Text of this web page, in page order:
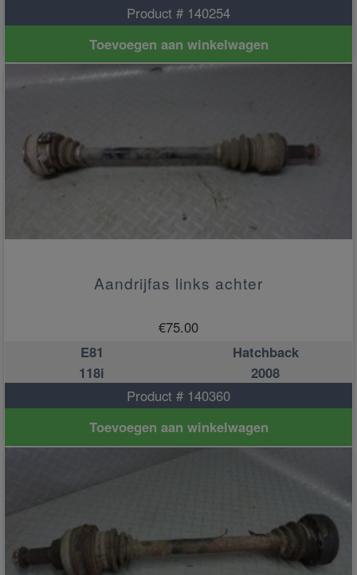
Product # 140254
Toevoegen aan winkelwagen
Aandrijfas links achter
€75.00
E81
Hatchback
118i
2008
Product # 140360
Toevoegen aan winkelwagen